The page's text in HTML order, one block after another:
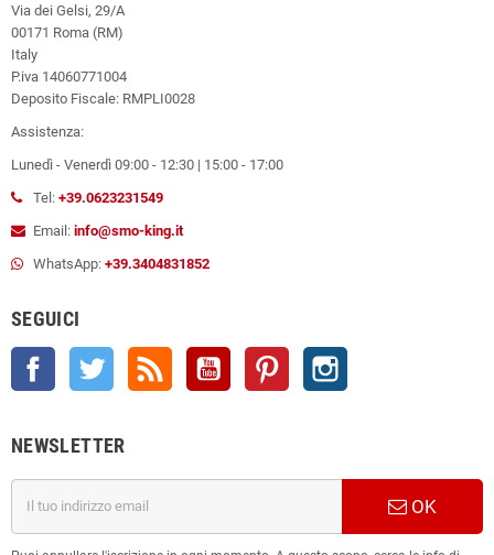
Via dei Gelsi, 29/A
00171 Roma (RM)
Italy
P.iva 14060771004
Deposito Fiscale: RMPLI0028
Assistenza:
Lunedì - Venerdì 09:00 - 12:30 | 15:00 - 17:00
Tel: +39.0623231549
Email: info@smo-king.it
WhatsApp: +39.3404831852
SEGUICI
Facebook Twitter Rss YouTube Pinterest
NEWSLETTER
OK